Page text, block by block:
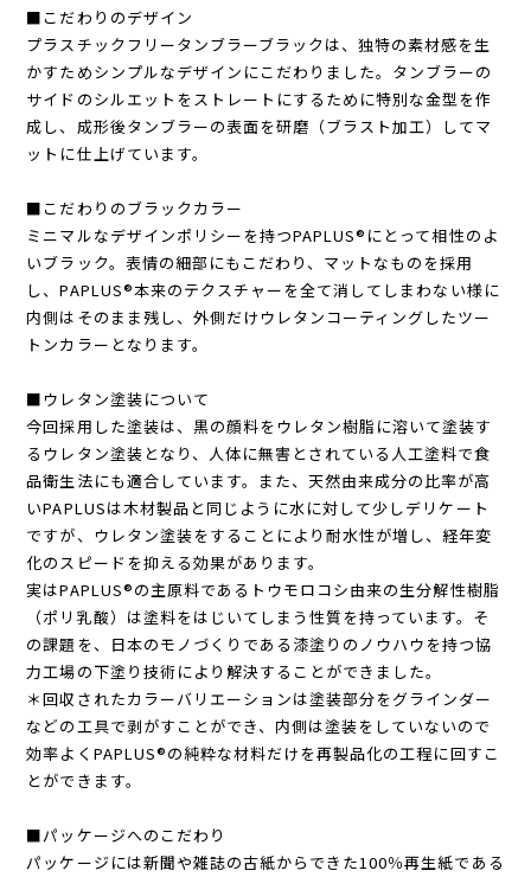
■こだわりのデザイン
プラスチックフリータンブラーブラックは、独特の素材感を生
かすためシンプルなデザインにこだわりました。タンブラーの
サイドのシルエットをストレートにするために特別な金型を作
成し、成形後タンブラーの表面を研磨（ブラスト加工）してマ
ットに仕上げています。
■こだわりのブラックカラー
ミニマルなデザインポリシーを持つPAPLUS®にとって相性のよ
いブラック。表情の細部にもこだわり、マットなものを採用
し、PAPLUS®本来のテクスチャーを全て消してしまわない様に
内側はそのまま残し、外側だけウレタンコーティングしたツー
トンカラーとなります。
■ウレタン塗装について
今回採用した塗装は、黒の顔料をウレタン樹脂に溶いて塗装す
るウレタン塗装となり、人体に無害とされている人工塗料で食
品衛生法にも適合しています。また、天然由来成分の比率が高
いPAPLUSは木材製品と同じように水に対して少しデリケート
ですが、ウレタン塗装をすることにより耐水性が増し、経年変
化のスピードを抑える効果があります。
実はPAPLUS®の主原料であるトウモロコシ由来の生分解性樹脂
（ポリ乳酸）は塗料をはじいてしまう性質を持っています。そ
の課題を、日本のモノづくりである漆塗りのノウハウを持つ協
力工場の下塗り技術により解決することができました。
＊回収されたカラーバリエーションは塗装部分をグラインダー
などの工具で剥がすことができ、内側は塗装をしていないので
効率よくPAPLUS®の純粋な材料だけを再製品化の工程に回すこ
とができます。
■パッケージへのこだわり
パッケージには新聞や雑誌の古紙からできた100％再生紙である